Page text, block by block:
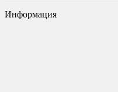
Информация